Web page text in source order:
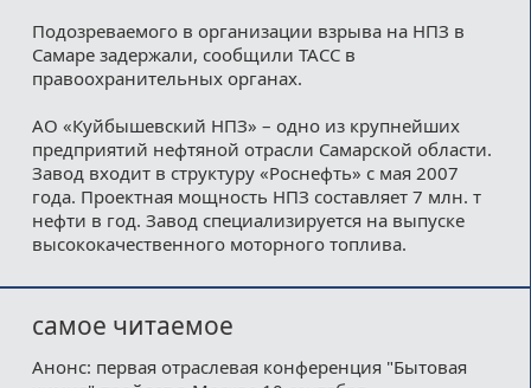
Подозреваемого в организации взрыва на НПЗ в
Самаре задержали, сообщили ТАСС в
правоохранительных органах.
АО «Куйбышевский НПЗ» – одно из крупнейших
предприятий нефтяной отрасли Самарской области.
Завод входит в структуру «Роснефть» с мая 2007
года. Проектная мощность НПЗ составляет 7 млн. т
нефти в год. Завод специализируется на выпуске
высококачественного моторного топлива.
самое читаемое
Анонс: первая отраслевая конференция "Бытовая